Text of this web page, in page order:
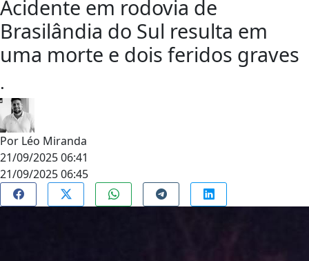
Acidente em rodovia de
Brasilândia do Sul resulta em
uma morte e dois feridos graves
.
Por Léo Miranda
21/09/2025 06:41
21/09/2025 06:45